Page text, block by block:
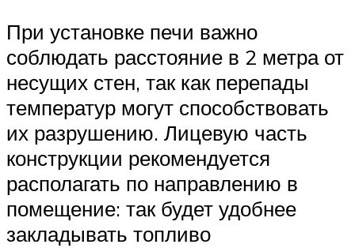
При установке печи важно
соблюдать расстояние в 2 метра от
несущих стен, так как перепады
температур могут способствовать
их разрушению. Лицевую часть
конструкции рекомендуется
располагать по направлению в
помещение: так будет удобнее
закладывать топливо